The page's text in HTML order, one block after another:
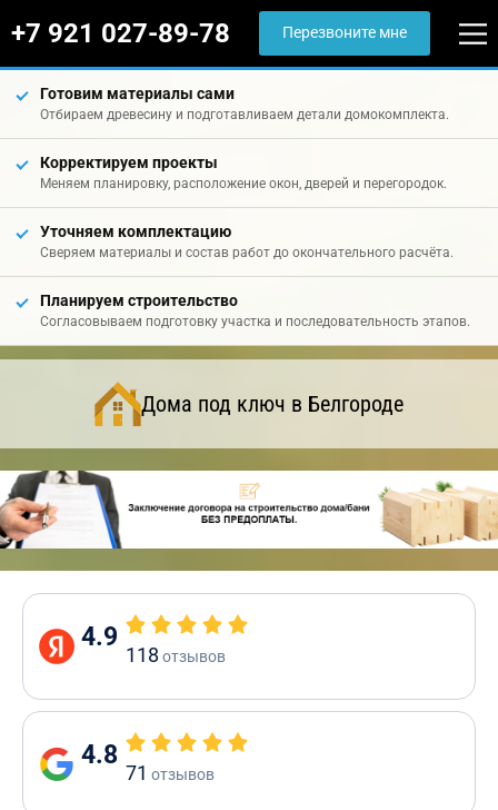
+7 921 027-89-78 Перезвоните мне
Готовим материалы сами
Отбираем древесину и подготавливаем детали домокомплекта.
Корректируем проекты
Меняем планировку, расположение окон, дверей и перегородок.
Уточняем комплектацию
Сверяем материалы и состав работ до окончательного расчёта.
Планируем строительство
Согласовываем подготовку участка и последовательность этапов.
Дома под ключ в Белгороде
4.9
118 отзывов
4.8
71 отзывов